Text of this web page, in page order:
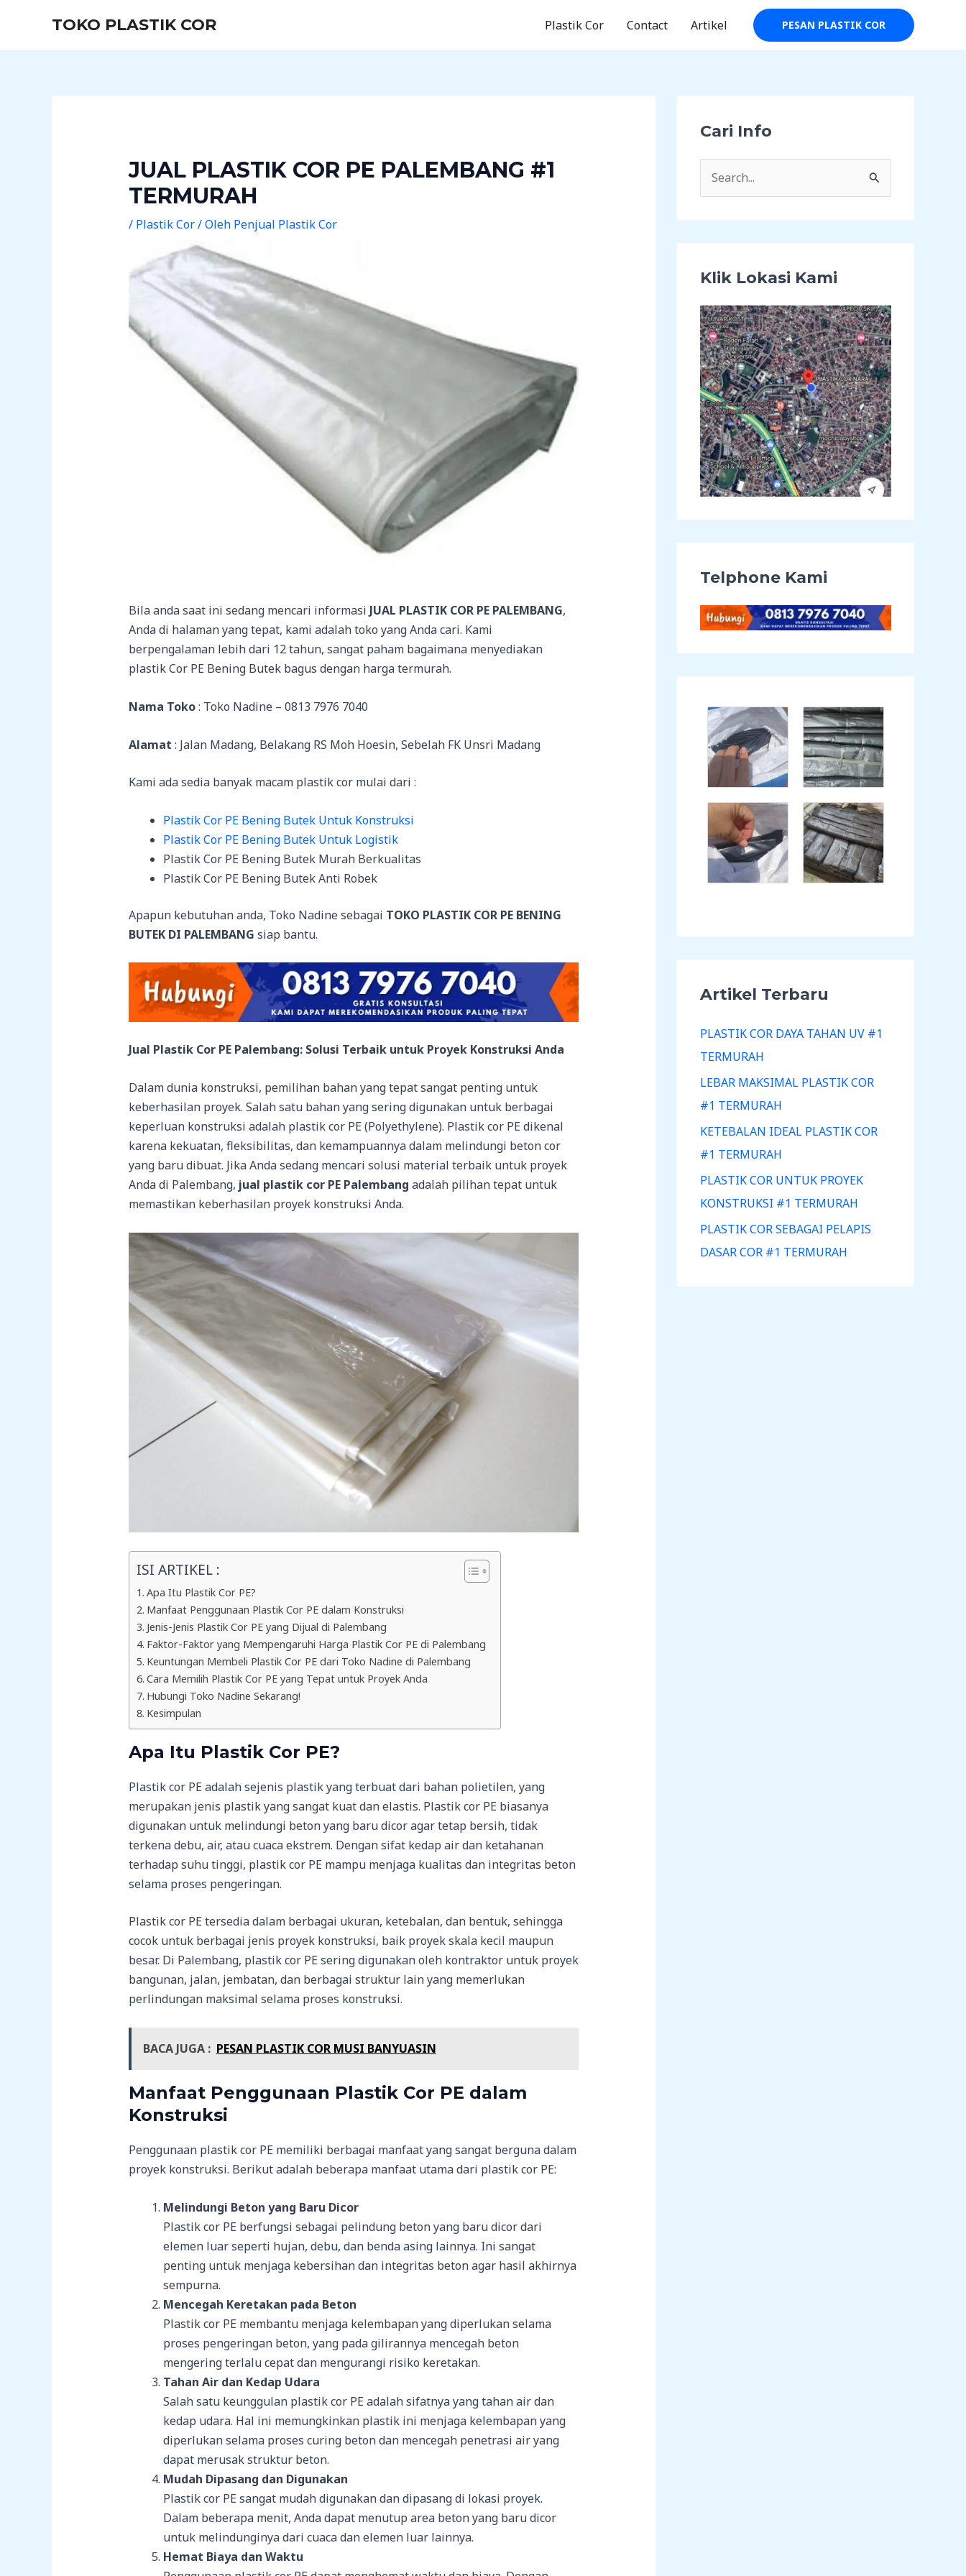
konten
TOKO PLASTIK COR Plastik Cor Contact Artikel PESAN PLASTIK COR
JUAL PLASTIK COR PE PALEMBANG #1
TERMURAH
/ Plastik Cor/ Oleh Penjual Plastik Cor
Bila anda saat ini sedang mencari informasi JUAL PLASTIK COR PE PALEMBANG,
Anda di halaman yang tepat, kami adalah toko yang Anda cari. Kami
berpengalaman lebih dari 12 tahun, sangat paham bagaimana menyediakan
plastik Cor PE Bening Butek bagus dengan harga termurah.
Nama Toko: Toko Nadine – 0813 7976 7040
Alamat : Jalan Madang, Belakang RS Moh Hoesin, Sebelah FK Unsri Madang
Kami ada sedia banyak macam plastik cor mulai dari :
Plastik Cor PE Bening Butek Untuk Konstruksi
Plastik Cor PE Bening Butek Untuk Logistik
Plastik Cor PE Bening Butek Murah Berkualitas
Plastik Cor PE Bening Butek Anti Robek
Apapun kebutuhan anda, Toko Nadine sebagai TOKO PLASTIK COR PE BENING
BUTEK DI PALEMBANG siap bantu.
Jual Plastik Cor PE Palembang: Solusi Terbaik untuk Proyek Konstruksi Anda
Dalam dunia konstruksi, pemilihan bahan yang tepat sangat penting untuk
keberhasilan proyek. Salah satu bahan yang sering digunakan untuk berbagai
keperluan konstruksi adalah plastik cor PE (Polyethylene). Plastik cor PE dikenal
karena kekuatan, fleksibilitas, dan kemampuannya dalam melindungi beton cor
yang baru dibuat. Jika Anda sedang mencari solusi material terbaik untuk proyek
Anda di Palembang, jual plastik cor PE Palembang adalah pilihan tepat untuk
memastikan keberhasilan proyek konstruksi Anda.
ISI ARTIKEL :
Apa Itu Plastik Cor PE?
Manfaat Penggunaan Plastik Cor PE dalam Konstruksi
Jenis-Jenis Plastik Cor PE yang Dijual di Palembang
Faktor-Faktor yang Mempengaruhi Harga Plastik Cor PE di Palembang
Keuntungan Membeli Plastik Cor PE dari Toko Nadine di Palembang
Cara Memilih Plastik Cor PE yang Tepat untuk Proyek Anda
Hubungi Toko Nadine Sekarang!
Kesimpulan
Apa Itu Plastik Cor PE?
Plastik cor PE adalah sejenis plastik yang terbuat dari bahan polietilen, yang
merupakan jenis plastik yang sangat kuat dan elastis. Plastik cor PE biasanya
digunakan untuk melindungi beton yang baru dicor agar tetap bersih, tidak
terkena debu, air, atau cuaca ekstrem. Dengan sifat kedap air dan ketahanan
terhadap suhu tinggi, plastik cor PE mampu menjaga kualitas dan integritas beton
selama proses pengeringan.
Plastik cor PE tersedia dalam berbagai ukuran, ketebalan, dan bentuk, sehingga
cocok untuk berbagai jenis proyek konstruksi, baik proyek skala kecil maupun
besar. Di Palembang, plastik cor PE sering digunakan oleh kontraktor untuk proyek
bangunan, jalan, jembatan, dan berbagai struktur lain yang memerlukan
perlindungan maksimal selama proses konstruksi.
BACA JUGA : PESAN PLASTIK COR MUSI BANYUASIN
Manfaat Penggunaan Plastik Cor PE dalam
Konstruksi
Penggunaan plastik cor PE memiliki berbagai manfaat yang sangat berguna dalam
proyek konstruksi. Berikut adalah beberapa manfaat utama dari plastik cor PE:
Melindungi Beton yang Baru Dicor
Plastik cor PE berfungsi sebagai pelindung beton yang baru dicor dari
elemen luar seperti hujan, debu, dan benda asing lainnya. Ini sangat
penting untuk menjaga kebersihan dan integritas beton agar hasil akhirnya
sempurna.
Mencegah Keretakan pada Beton
Plastik cor PE membantu menjaga kelembapan yang diperlukan selama
proses pengeringan beton, yang pada gilirannya mencegah beton
mengering terlalu cepat dan mengurangi risiko keretakan.
Tahan Air dan Kedap Udara
Salah satu keunggulan plastik cor PE adalah sifatnya yang tahan air dan
kedap udara. Hal ini memungkinkan plastik ini menjaga kelembapan yang
diperlukan selama proses curing beton dan mencegah penetrasi air yang
dapat merusak struktur beton.
Mudah Dipasang dan Digunakan
Plastik cor PE sangat mudah digunakan dan dipasang di lokasi proyek.
Dalam beberapa menit, Anda dapat menutup area beton yang baru dicor
untuk melindunginya dari cuaca dan elemen luar lainnya.
Hemat Biaya dan Waktu
navigation
Cari Info
u
t
u
k
:
Klik Lokasi Kami
Telphone Kami
Artikel Terbaru
PLASTIK COR DAYA TAHAN UV #1
TERMURAH
LEBAR MAKSIMAL PLASTIK COR
#1 TERMURAH
KETEBALAN IDEAL PLASTIK COR
#1 TERMURAH
PLASTIK COR UNTUK PROYEK
KONSTRUKSI #1 TERMURAH
PLASTIK COR SEBAGAI PELAPIS
DASAR COR #1 TERMURAH